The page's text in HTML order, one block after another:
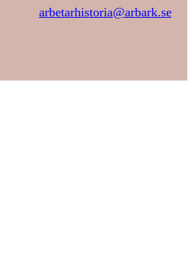
arbetarhistoria@arbark.se